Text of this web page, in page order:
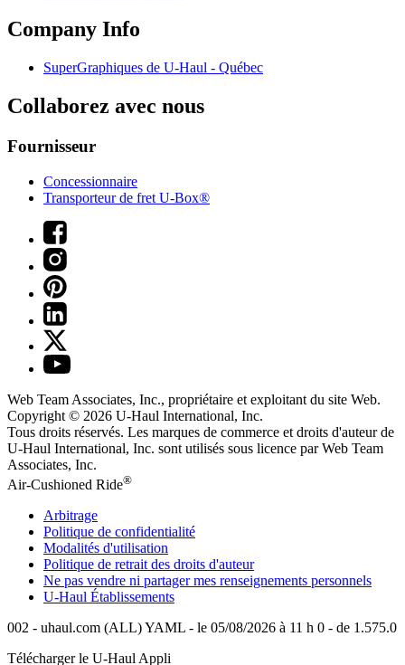
Company Info
SuperGraphiques de U-Haul - Québec
Collaborez avec nous
Fournisseur
Concessionnaire
Transporteur de fret U-Box®
Web Team Associates, Inc., propriétaire et exploitant du site Web.
Copyright © 2026 U-Haul International, Inc.
Tous droits réservés. Les marques de commerce et droits d'auteur de
U-Haul International, Inc. sont utilisés sous licence par Web Team
Associates, Inc.
Air-Cushioned Ride®
Arbitrage
Politique de confidentialité
Modalités d'utilisation
Politique de retrait des droits d'auteur
Ne pas vendre ni partager mes renseignements personnels
U-Haul Établissements
002 - uhaul.com (ALL) YAML - le 05/08/2026 à 11 h 0 - de 1.575.0
Télécharger le U-Haul Appli